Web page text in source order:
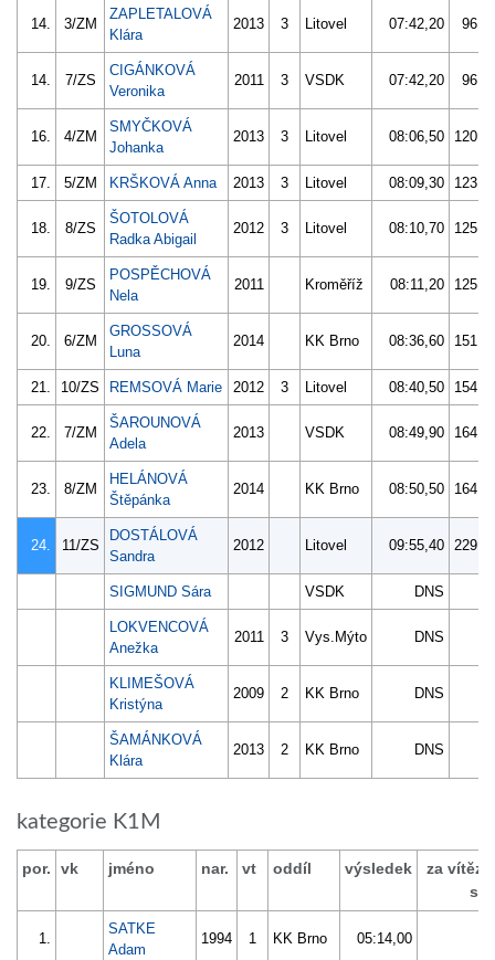
14. 3/ZM
ZAPLETALOVÁ
Klára
2013 3 Litovel 07:42,20
14. 7/ZS
CIGÁNKOVÁ
Veronika
2011 3 VSDK 07:42,20
16. 4/ZM
SMYČKOVÁ
Johanka
2013 3 Litovel 08:06,50
17. 5/ZM KRŠKOVÁ Anna 2013 3 Litovel 08:09,30
18. 8/ZS
ŠOTOLOVÁ
Radka Abigail
2012 3 Litovel 08:10,70
19. 9/ZS
POSPĚCHOVÁ
Nela
2011 Kroměříž 08:11,20
20. 6/ZM
GROSSOVÁ
Luna
2014 KK Brno 08:36,60
21. 10/ZS REMSOVÁ Marie 2012 3 Litovel 08:40,50
22. 7/ZM
ŠAROUNOVÁ
Adela
2013 VSDK 08:49,90
23. 8/ZM
HELÁNOVÁ
Štěpánka
2014 KK Brno 08:50,50
24. 11/ZS
DOSTÁLOVÁ
Sandra
2012 Litovel 09:55,40
SIGMUND Sára VSDK DNS
LOKVENCOVÁ
Anežka
2011 3 Vys.Mýto DNS
KLIMEŠOVÁ
Kristýna
2009 2 KK Brno DNS
ŠAMÁNKOVÁ
Klára
2013 2 KK Brno DNS
kategorie K1M
por. vk jméno nar. vt oddíl výsledek
za
s /
1.
SATKE
Adam
1994 1 KK Brno 05:14,00